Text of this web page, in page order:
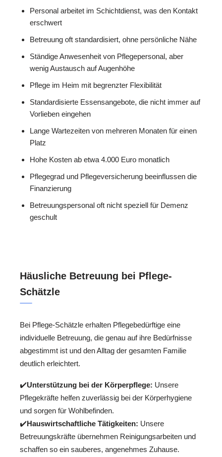
Personal arbeitet im Schichtdienst, was den Kontakt
erschwert
Betreuung oft standardisiert, ohne persönliche Nähe
Ständige Anwesenheit von Pflegepersonal, aber
wenig Austausch auf Augenhöhe
Pflege im Heim mit begrenzter Flexibilität
Standardisierte Essensangebote, die nicht immer auf
Vorlieben eingehen
Lange Wartezeiten von mehreren Monaten für einen
Platz
Hohe Kosten ab etwa 4.000 Euro monatlich
Pflegegrad und Pflegeversicherung beeinflussen die
Finanzierung
Betreuungspersonal oft nicht speziell für Demenz
geschult
Häusliche Betreuung bei Pflege-
Schätzle
Bei Pflege-Schätzle erhalten Pflegebedürftige eine
individuelle Betreuung, die genau auf ihre Bedürfnisse
abgestimmt ist und den Alltag der gesamten Familie
deutlich erleichtert.
✔️Unterstützung bei der Körperpflege: Unsere
Pflegekräfte helfen zuverlässig bei der Körperhygiene
und sorgen für Wohlbefinden.
✔️Hauswirtschaftliche Tätigkeiten: Unsere
Betreuungskräfte übernehmen Reinigungsarbeiten und
schaffen so ein sauberes, angenehmes Zuhause.